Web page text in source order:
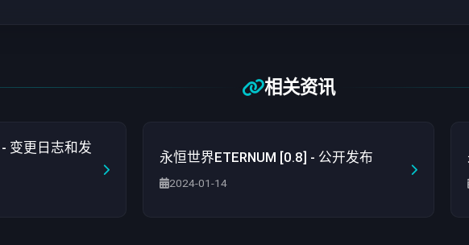
相关资讯
变更日志和发
永恒世界ETERNUM [0.8] - 公开发布
2024-01-14